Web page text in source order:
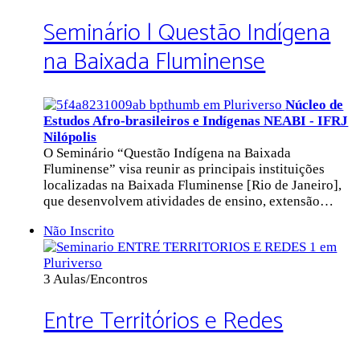
Seminário | Questão Indígena
na Baixada Fluminense
Núcleo de
Estudos Afro-brasileiros e Indígenas NEABI - IFRJ
Nilópolis
O Seminário “Questão Indígena na Baixada
Fluminense” visa reunir as principais instituições
localizadas na Baixada Fluminense [Rio de Janeiro],
que desenvolvem atividades de ensino, extensão…
Não Inscrito
3 Aulas/Encontros
Entre Territórios e Redes